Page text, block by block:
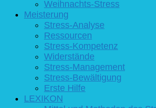
Weihnachts-Stress
Meisterung
Stress-Analyse
Ressourcen
Stress-Kompetenz
Widerstände
Stress-Management
Stress-Bewältigung
Erste Hilfe
LEXIKON